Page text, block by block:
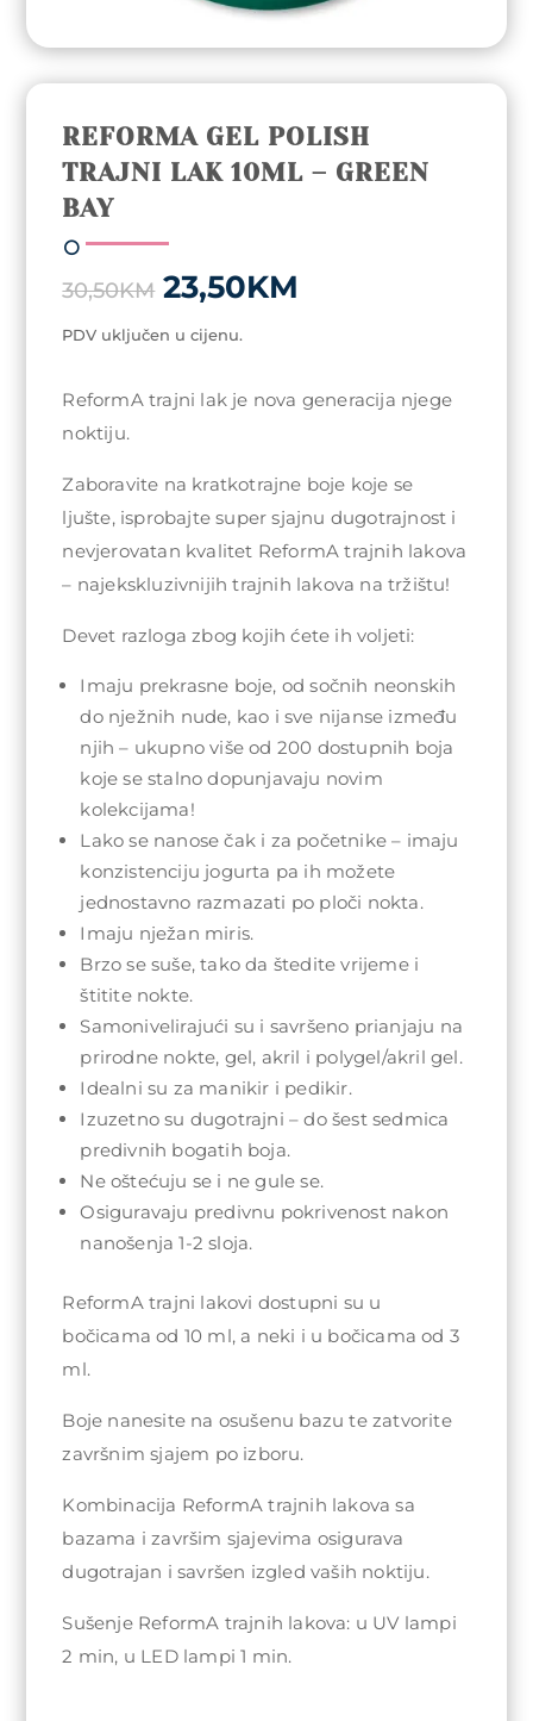
REFORMA GEL POLISH
TRAJNI LAK 10ML – GREEN
BAY
30,50KM Original
price
was:
23,50KM
PDV uključen u cijenu.
ReformA trajni lak je nova generacija njege
noktiju.
Zaboravite na kratkotrajne boje koje se
ljušte, isprobajte super sjajnu dugotrajnost i
nevjerovatan kvalitet ReformA trajnih lakova
– najekskluzivnijih trajnih lakova na tržištu!
Devet razloga zbog kojih ćete ih voljeti:
Imaju prekrasne boje, od sočnih neonskih
do nježnih nude, kao i sve nijanse između
njih – ukupno više od 200 dostupnih boja
koje se stalno dopunjavaju novim
kolekcijama!
Lako se nanose čak i za početnike – imaju
konzistenciju jogurta pa ih možete
jednostavno razmazati po ploči nokta.
Imaju nježan miris.
Brzo se suše, tako da štedite vrijeme i
štitite nokte.
Samonivelirajući su i savršeno prianjaju na
prirodne nokte, gel, akril i polygel/akril gel.
Idealni su za manikir i pedikir.
Izuzetno su dugotrajni – do šest sedmica
predivnih bogatih boja.
Ne oštećuju se i ne gule se.
Osiguravaju predivnu pokrivenost nakon
nanošenja 1-2 sloja.
ReformA trajni lakovi dostupni su u
bočicama od 10 ml, a neki i u bočicama od 3
ml.
Boje nanesite na osušenu bazu te zatvorite
završnim sjajem po izboru.
Kombinacija ReformA trajnih lakova sa
bazama i završim sjajevima osigurava
dugotrajan i savršen izgled vaših noktiju.
Sušenje ReformA trajnih lakova: u UV lampi
2 min, u LED lampi 1 min.